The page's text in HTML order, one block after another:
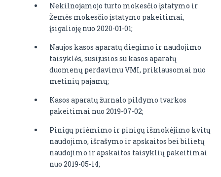
Nekilnojamojo turto mokesčio įstatymo ir
Žemės mokesčio įstatymo pakeitimai,
įsigalioję nuo 2020-01-01;
Naujos kasos aparatų diegimo ir naudojimo
taisyklės, susijusios su kasos aparatų
duomenų perdavimu VMI, priklausomai nuo
metinių pajamų;
Kasos aparatų žurnalo pildymo tvarkos
pakeitimai nuo 2019-07-02;
Pinigų priėmimo ir pinigų išmokėjimo kvitų
naudojimo, išrašymo ir apskaitos bei bilietų
naudojimo ir apskaitos taisyklių pakeitimai
nuo 2019-05-14;